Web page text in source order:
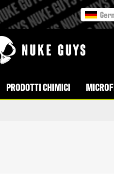
PRODOTTI CHIMICI